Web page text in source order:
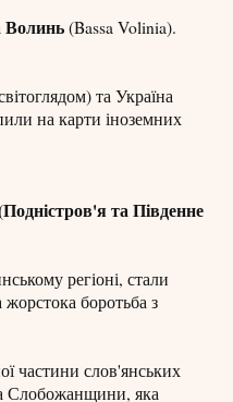
Волинь(Bassa Volinia).
та Україна
на карти іноземних
та Південне
регіоні, стали
боротьба з
частини слов'янських
Слобожанщини, яка